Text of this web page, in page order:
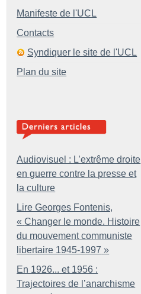
Manifeste de l'UCL
Contacts
Syndiquer le site de l'UCL
Plan du site
Audiovisuel : L’extrême droite
en guerre contre la presse et
la culture
Lire Georges Fontenis,
« Changer le monde. Histoire
du mouvement communiste
libertaire 1945-1997 »
En 1926... et 1956 :
Trajectoires de l’anarchisme